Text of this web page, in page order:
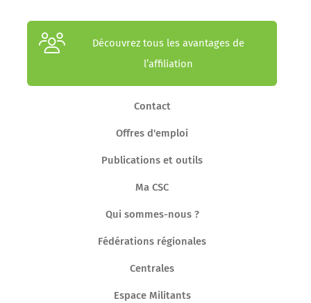
Découvrez tous les avantages de
l’affiliation
Contact
Offres d'emploi
Publications et outils
Ma CSC
Qui sommes-nous ?
Fédérations régionales
Centrales
Espace Militants